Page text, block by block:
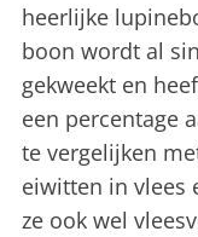
heerlijke
boon wordt al
gekweekt en
een percentage
te vergelijken
eiwitten in vlees
ze ook wel